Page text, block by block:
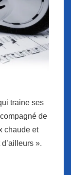
traine ses
de
chaude et
».